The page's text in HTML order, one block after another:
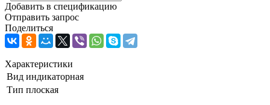
Добавить в спецификацию
Отправить запрос
Поделиться
Характеристики
Вид индикаторная
Тип плоская